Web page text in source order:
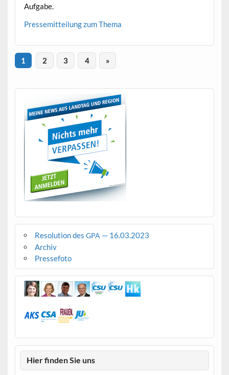
Aufgabe.
Pressemit­teilung zum Thema
1 2 3 4 »
Resolution des GPA — 16.03.2023
Archiv
Pressefoto
Hier finden Sie uns